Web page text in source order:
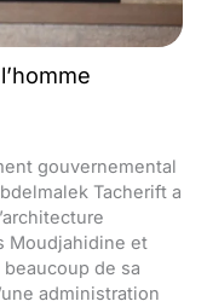
gouvernemental
Tacherift a
Moudjahidine et
de sa
administration